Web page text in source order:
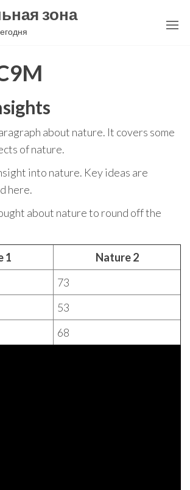
зона
about nature. It covers some
of nature.
into nature. Key ideas are
here.
about nature to round off the
1
Nature 2
73
53
68